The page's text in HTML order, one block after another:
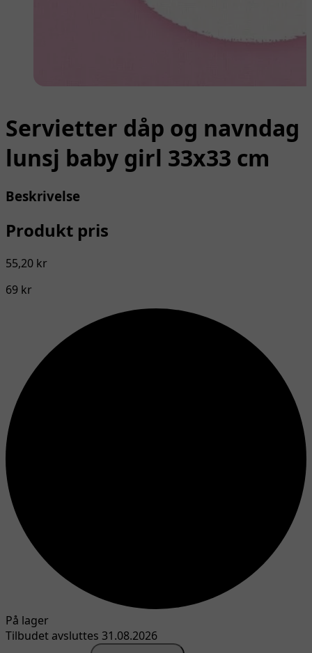
Servietter dåp og navndag
lunsj baby girl 33x33 cm
Beskrivelse
Produkt pris
55,20 kr
69 kr
På lager
Tilbudet avsluttes 31.08.2026